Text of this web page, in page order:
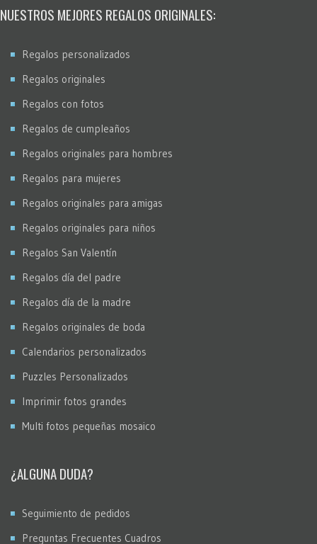
NUESTROS MEJORES REGALOS ORIGINALES:
Regalos personalizados
Regalos originales
Regalos con fotos
Regalos de cumpleaños
Regalos originales para hombres
Regalos para mujeres
Regalos originales para amigas
Regalos originales para niños
Regalos San Valentín
Regalos día del padre
Regalos día de la madre
Regalos originales de boda
Calendarios personalizados
Puzzles Personalizados
Imprimir fotos grandes
Multi fotos pequeñas mosaico
¿ALGUNA DUDA?
Seguimiento de pedidos
Preguntas Frecuentes Cuadros